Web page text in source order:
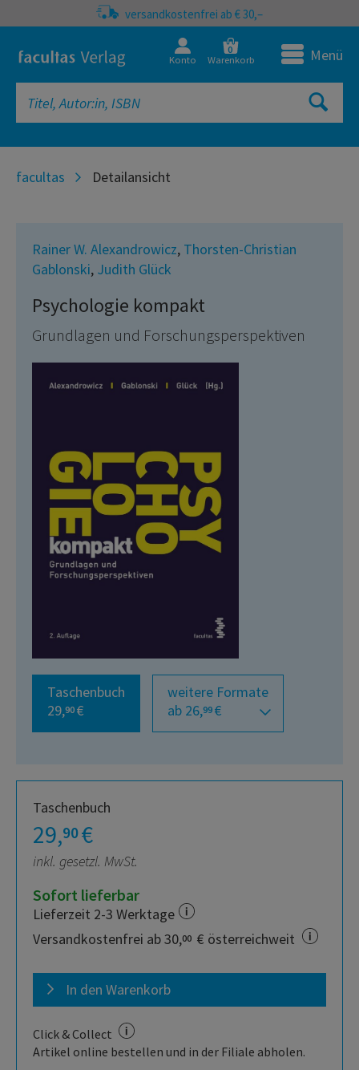
versandkostenfrei ab € 30,–
Konto
0
Warenkorb Menü
facultas Detailansicht
Rainer W. Alexandrowicz, Thorsten-Christian
Gablonski, Judith Glück
Psychologie kompakt
Grundlagen und Forschungsperspektiven
Taschenbuch
29,90 €
weitere Formate
ab 26,99 €
Taschenbuch
29,90€
inkl. gesetzl. MwSt.
Sofort lieferbar
Lieferzeit 2-3 Werktage
Versandkostenfrei ab 30,00 € österreichweit
In den Warenkorb
Click & Collect
Artikel online bestellen und in der Filiale abholen.